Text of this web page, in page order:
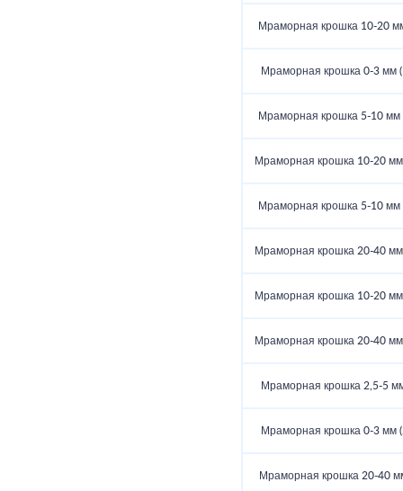
Мраморная крошка 10-20 мм
Мраморная крошка 0-3 мм
Мраморная крошка 5-10 мм
Мраморная крошка 10-20 мм
Мраморная крошка 5-10 мм
Мраморная крошка 20-40 мм
Мраморная крошка 10-20 мм
Мраморная крошка 20-40 мм
Мраморная крошка 2,5-5
Мраморная крошка 0-3 мм
Мраморная крошка 20-40